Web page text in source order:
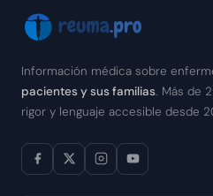
Información médica sobre
pacientes y sus familias. Más de
rigor y lenguaje accesible desde